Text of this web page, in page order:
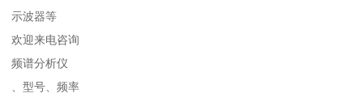
示波器等
欢迎来电咨询
频谱分析仪
、型号、频率